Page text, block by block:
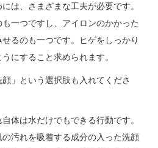
は、さまざまな工夫が必要です。
一つですし、アイロンのかかった
るのも一つです。ヒゲをしっかり
にすること求められます。
」という選択肢も入れてくださ
体は水だけでもできる行動です。
汚れを吸着する成分の入った洗顔